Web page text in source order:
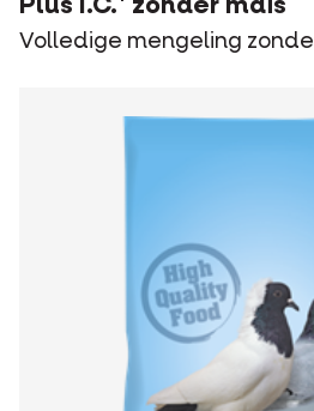
Plus I.C.⁺ zonder maïs
Volledige mengeling